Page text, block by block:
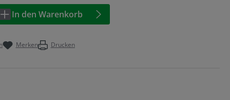
Geben Sie den gewünschten
In den Warenkorb
Merken Drucken